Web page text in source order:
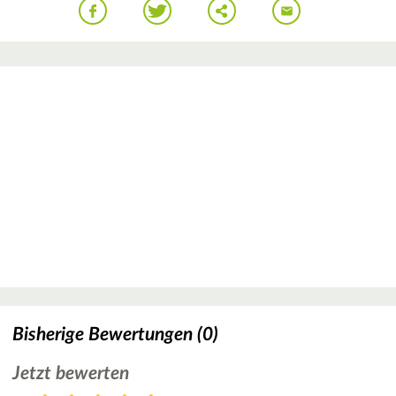
Bisherige Bewertungen (0)
Jetzt bewerten